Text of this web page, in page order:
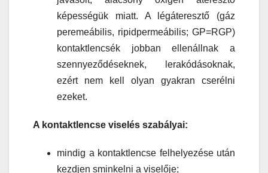
képességük miatt. A légáteresztő (gáz
peremeábilis, ripidpermeábilis; GP=RGP)
kontaktlencsék jobban ellenállnak a
szennyeződéseknek, lerakódásoknak,
ezért nem kell olyan gyakran cserélni
ezeket.
A kontaktlencse viselés szabályai:
mindig a kontaktlencse felhelyezése után
kezdjen sminkelni a viselője;